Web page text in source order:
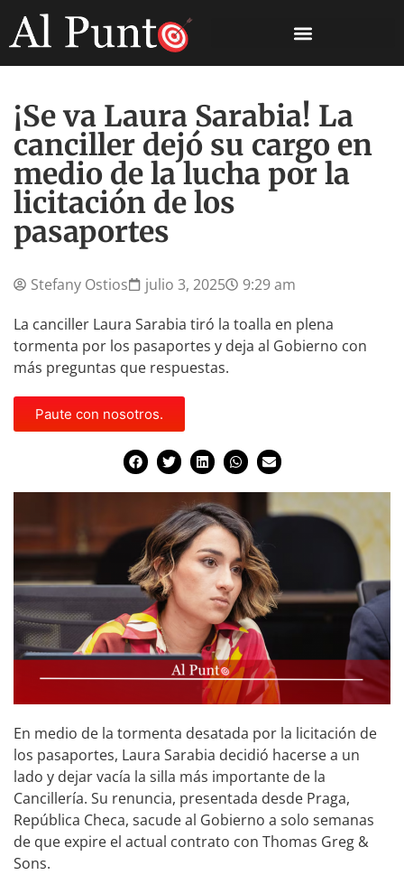
¡Se va Laura Sarabia! La
canciller dejó su cargo en
medio de la lucha por la
licitación de los
pasaportes
Stefany Ostios julio 3, 2025
9:29 am
La canciller Laura Sarabia tiró la toalla en plena
tormenta por los pasaportes y deja al Gobierno con
más preguntas que respuestas.
Paute con nosotros.
En medio de la tormenta desatada por la licitación de
los pasaportes, Laura Sarabia decidió hacerse a un
lado y dejar vacía la silla más importante de la
Cancillería. Su renuncia, presentada desde Praga,
República Checa, sacude al Gobierno a solo semanas
de que expire el actual contrato con Thomas Greg &
Sons.